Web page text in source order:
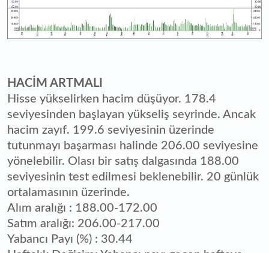
HACİM ARTMALI
Hisse yükselirken hacim düşüyor. 178.4
seviyesinden başlayan yükseliş seyrinde. Ancak
hacim zayıf. 199.6 seviyesinin üzerinde
tutunmayı başarması halinde 206.00 seviyesine
yönelebilir. Olası bir satış dalgasında 188.00
seviyesinin test edilmesi beklenebilir. 20 günlük
ortalamasının üzerinde.
Alım aralığı : 188.00-172.00
Satım aralığı: 206.00-217.00
Yabancı Payı (%) : 30.44